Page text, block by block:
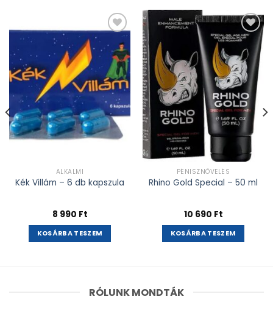
Kívánságlistához
adás
ALKALMI
Kék Villám – 6 db kapszula
8 990 Ft
KOSÁRBA TESZEM
Kívánságlistához
adás
PÉNISZNÖVELÉS
Rhino Gold Special – 50 ml
10 690 Ft
KOSÁRBA TESZEM
RÓLUNK MONDTÁK